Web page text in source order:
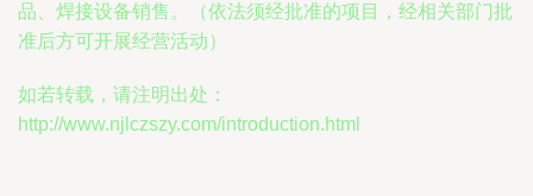
品、焊接设备销售。（依法须经批准的项目，经相关部门批
准后方可开展经营活动）
如若转载，请注明出处：
http://www.njlczszy.com/introduction.html